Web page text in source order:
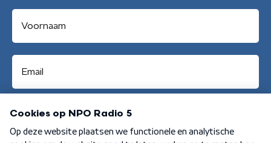
Aanmelden